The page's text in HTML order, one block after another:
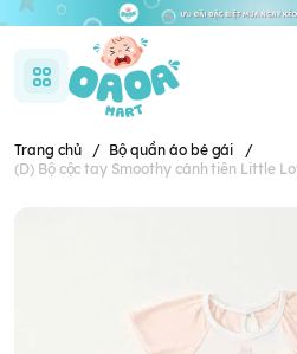
Trang chủ / Bộ quần áo bé gái
/
(D) Bộ cộc tay Smoothy cánh tiên Little